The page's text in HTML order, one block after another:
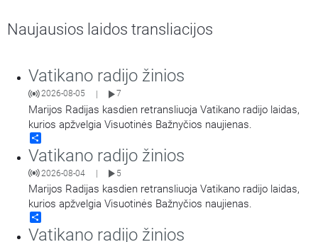
Naujausios laidos transliacijos
Vatikano radijo žinios
2026-08-05 7
Marijos Radijas kasdien retransliuoja Vatikano radijo laidas,
kurios apžvelgia Visuotinės Bažnyčios naujienas.
Vatikano radijo žinios
2026-08-04 5
Marijos Radijas kasdien retransliuoja Vatikano radijo laidas,
kurios apžvelgia Visuotinės Bažnyčios naujienas.
Vatikano radijo žinios